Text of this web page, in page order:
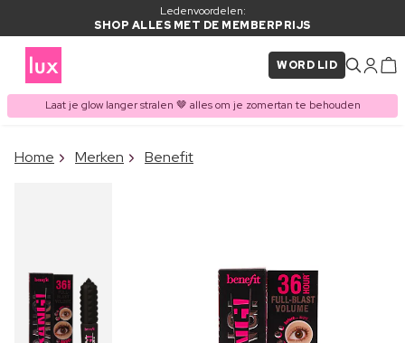
Ledenvoordelen:
SHOP ALLES MET DE MEMBERPRIJS
WORD LID
Laat je glow langer stralen 🤎 alles om je zomertan te behouden
ITEM TOEGEVOEGD AAN
Home Merken Benefit